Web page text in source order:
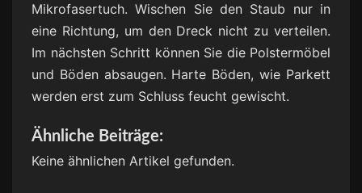
Mikrofasertuch. Wischen Sie den Staub nur in
eine Richtung, um den Dreck nicht zu verteilen.
Im nächsten Schritt können Sie die Polstermöbel
und Böden absaugen. Harte Böden, wie Parkett
werden erst zum Schluss feucht gewischt.
Ähnliche Beiträge:
Keine ähnlichen Artikel gefunden.